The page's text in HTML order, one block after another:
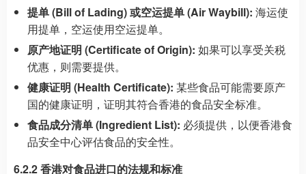
提单 (Bill of Lading) 或空运提单 (Air Waybill): 海运使
用提单，空运使用空运提单。
原产地证明 (Certificate of Origin): 如果可以享受关税
优惠，则需要提供。
健康证明 (Health Certificate): 某些食品可能需要原产
国的健康证明，证明其符合香港的食品安全标准。
食品成分清单 (Ingredient List): 必须提供，以便香港食
品安全中心评估食品的安全性。
6.2.2 香港对食品进口的法规和标准